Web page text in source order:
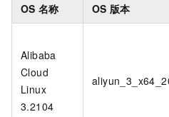
OS 名称 OS 版本
Alibaba
Cloud
Linux
3.2104